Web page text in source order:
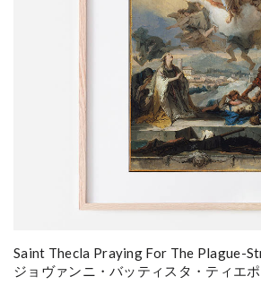
Saint Thecla Praying For The Plague-
ジョヴァンニ・バッティスタ・ティエポ